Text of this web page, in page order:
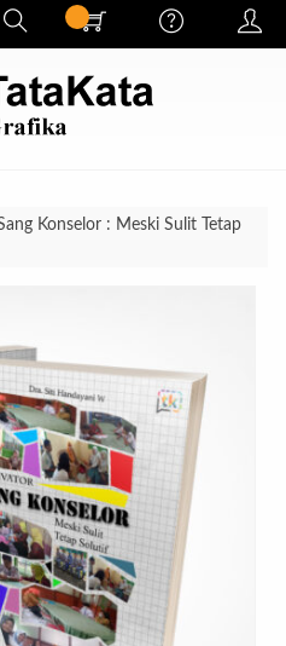
Konselor : Meski Sulit Tetap